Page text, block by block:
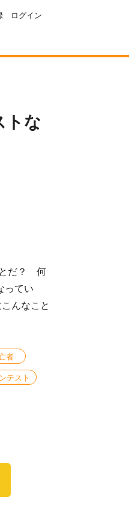
ログイン
トな
とだ？ 何
ってい
んなこと
者
テスト